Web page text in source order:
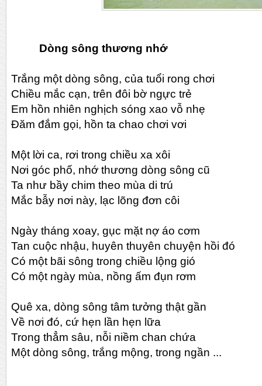
Dòng sông thương nhớ
Trắng một dòng sông, của tuổi rong chơi
Chiều mắc cạn, trên đôi bờ ngực trẻ
Em hồn nhiên nghịch sóng xao vỗ nhẹ
Đăm đắm gọi, hồn ta chao chơi vơi
Một lời ca, rơi trong chiều xa xôi
Nơi góc phố, nhớ thương dòng sông cũ
Ta như bầy chim theo mùa di trú
Mắc bẫy nơi này, lạc lõng đơn côi
Ngày tháng xoay, gục mặt nợ áo cơm
Tan cuộc nhậu, huyên thuyên chuyện hồi đó
Có một bãi sông trong chiều lộng gió
Có một ngày mùa, nồng ấm đụn rơm
Quê xa, dòng sông tâm tưởng thật gần
Về nơi đó, cứ hẹn lần hẹn lữa
Trong thẳm sâu, nỗi niềm chan chứa
Một dòng sông, trắng mộng, trong ngần ...